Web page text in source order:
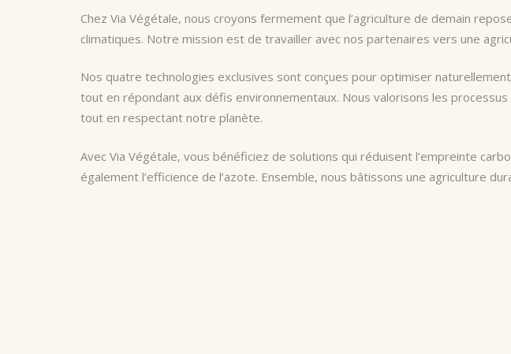
Chez Via Végétale, nous croyons fermement que l’agriculture de demain
climatiques. Notre mission est de travailler avec nos partenaires vers une
Nos quatre technologies exclusives sont conçues pour optimiser
tout en répondant aux défis environnementaux. Nous valorisons les
tout en respectant notre planète.
Avec Via Végétale, vous bénéficiez de solutions qui réduisent l’empreinte
également l’efficience de l’azote. Ensemble, nous bâtissons une agriculture